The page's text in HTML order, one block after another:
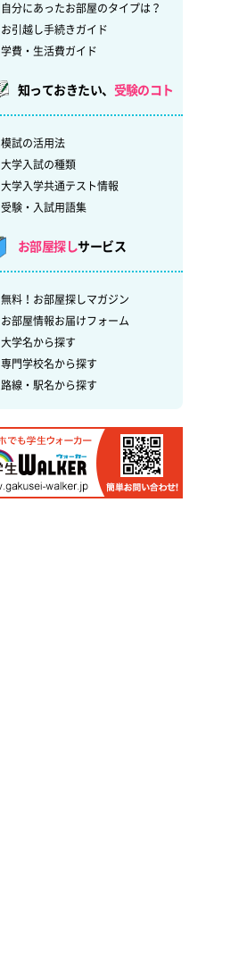
自分にあったお部屋のタイプは？
お引越し手続きガイド
学費・生活費ガイド
知っておきたい、 受験のコト
模試の活用法
大学入試の種類
大学入学共通テスト情報
受験・入試用語集
お部屋探しサービス
無料！お部屋探しマガジン
お部屋情報お届けフォーム
大学名から探す
専門学校名から探す
路線・駅名から探す